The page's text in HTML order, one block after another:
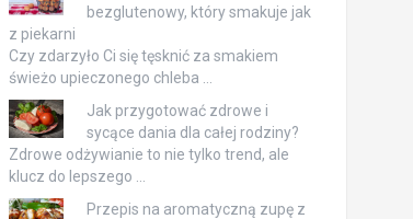
bezglutenowy, który smakuje jak
z piekarni
Czy zdarzyło Ci się tęsknić za smakiem
świeżo upieczonego chleba …
Jak przygotować zdrowe i
sycące dania dla całej rodziny?
Zdrowe odżywianie to nie tylko trend, ale
klucz do lepszego …
Przepis na aromatyczną zupę z